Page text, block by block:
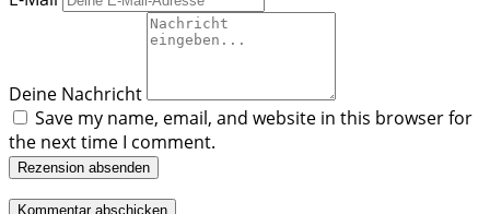
Deine Nachricht
Save my name, email, and website in this browser for
the next time I comment.
Rezension absenden